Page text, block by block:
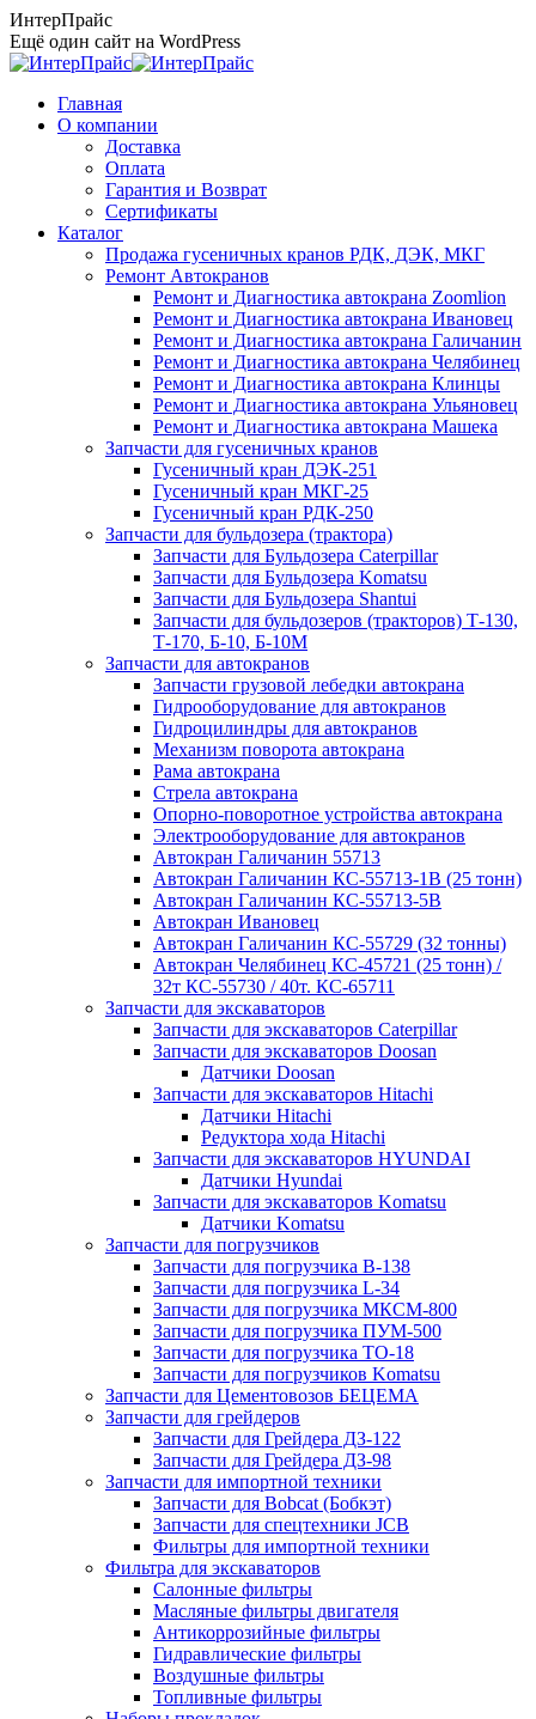
Перейти
к
содержанию
ИнтерПрайс
Ещё один сайт на WordPress
Главная
О компании
Доставка
Оплата
Гарантия и Возврат
Сертификаты
Каталог
Продажа гусеничных кранов РДК, ДЭК, МКГ
Ремонт Автокранов
Ремонт и Диагностика автокрана Zoomlion
Ремонт и Диагностика автокрана Ивановец
Ремонт и Диагностика автокрана Галичанин
Ремонт и Диагностика автокрана Челябинец
Ремонт и Диагностика автокрана Клинцы
Ремонт и Диагностика автокрана Ульяновец
Ремонт и Диагностика автокрана Машека
Запчасти для гусеничных кранов
Гусеничный кран ДЭК-251
Гусеничный кран МКГ-25
Гусеничный кран РДК-250
Запчасти для бульдозера (трактора)
Запчасти для Бульдозера Caterpillar
Запчасти для Бульдозера Komatsu
Запчасти для Бульдозера Shantui
Запчасти для бульдозеров (тракторов) Т-130,
Т-170, Б-10, Б-10М
Запчасти для автокранов
Запчасти грузовой лебедки автокрана
Гидрооборудование для автокранов
Гидроцилиндры для автокранов
Механизм поворота автокрана
Рама автокрана
Стрела автокрана
Опорно-поворотное устройства автокрана
Электрооборудование для автокранов
Автокран Галичанин 55713
Автокран Галичанин КС-55713-1В (25 тонн)
Автокран Галичанин КС-55713-5В
Автокран Ивановец
Автокран Галичанин КС-55729 (32 тонны)
Автокран Челябинец КС-45721 (25 тонн) /
32т КС-55730 / 40т. КС-65711
Запчасти для экскаваторов
Запчасти для экскаваторов Caterpillar
Запчасти для экскаваторов Doosan
Датчики Doosan
Запчасти для экскаваторов Hitachi
Датчики Hitachi
Редуктора хода Hitachi
Запчасти для экскаваторов HYUNDAI
Датчики Hyundai
Запчасти для экскаваторов Komatsu
Датчики Komatsu
Запчасти для погрузчиков
Запчасти для погрузчика B-138
Запчасти для погрузчика L-34
Запчасти для погрузчика МКСМ-800
Запчасти для погрузчика ПУМ-500
Запчасти для погрузчика ТО-18
Запчасти для погрузчиков Komatsu
Запчасти для Цементовозов БЕЦЕМА
Запчасти для грейдеров
Запчасти для Грейдера ДЗ-122
Запчасти для Грейдера ДЗ-98
Запчасти для импортной техники
Запчасти для Bobcat (Бобкэт)
Запчасти для спецтехники JCB
Фильтры для импортной техники
Фильтра для экскаваторов
Салонные фильтры
Масляные фильтры двигателя
Антикоррозийные фильтры
Гидравлические фильтры
Воздушные фильтры
Топливные фильтры